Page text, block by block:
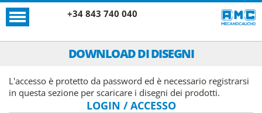
+34 843 740 040
DOWNLOAD DI DISEGNI
L'accesso è protetto da password ed è necessario registrarsi
in questa sezione per scaricare i disegni dei prodotti.
LOGIN / ACCESSO